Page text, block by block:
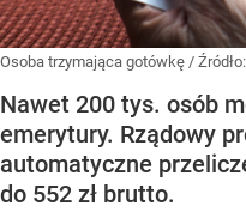
Osoba trzymająca gotówkę / Źródło:
Nawet 200 tys. osób
emerytury. Rządowy
automatyczne
do 552 zł brutto.